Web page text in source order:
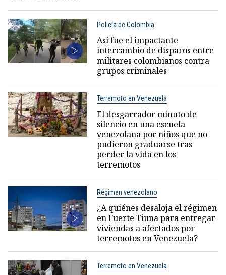
Policía de Colombia
Así fue el impactante
intercambio de disparos entre
militares colombianos contra
grupos criminales
Terremoto en Venezuela
El desgarrador minuto de
silencio en una escuela
venezolana por niños que no
pudieron graduarse tras
perder la vida en los
terremotos
Régimen venezolano
¿A quiénes desaloja el régimen
en Fuerte Tiuna para entregar
viviendas a afectados por
terremotos en Venezuela?
Terremoto en Venezuela